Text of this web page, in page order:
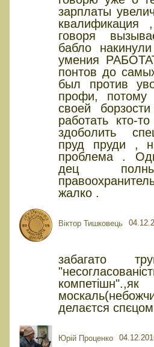
зарплаты
квалификация
говоря
бабло
умения
понтов до
был против
профи,
своей
работать кто-
здоболить
пруд пруди ,
проблема .
дец
жалко .
Віктор Тишковець
забагато
делаєтся
Юрiй Проценко